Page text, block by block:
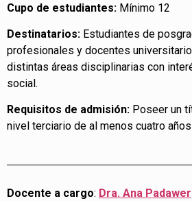
Cupo de estudiantes: Mínimo 12
Destinatarios: Estudiantes de
profesionales y docentes
distintas áreas disciplinarias con
social.
Requisitos de admisión: Poseer un
nivel terciario de al menos cuatro
Docente a cargo: Dra. Ana Padawer